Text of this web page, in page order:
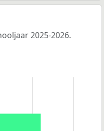
2025-2026.